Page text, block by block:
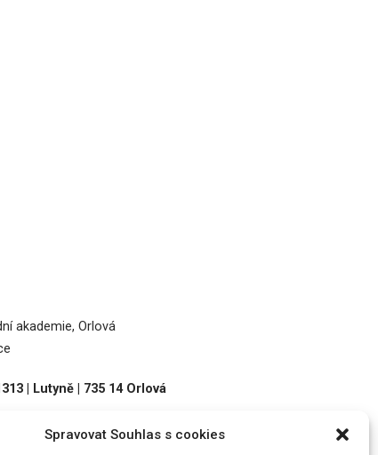
Spravovat Souhlas s cookies
akademie, Orlová
| Lutyně | 735 14 Orlová